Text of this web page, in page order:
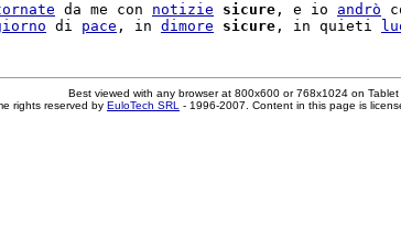
da me con notizie sicure , e io andrò
di pace , in dimore sicure , in quieti
Best viewed with any browser at 800x600 or 768x1024 on Tablet
rights reserved by EuloTech SRL - 1996-2007. Content in this page is